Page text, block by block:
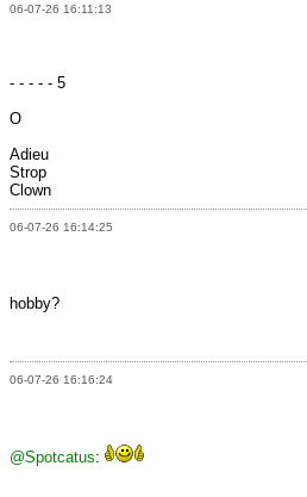
06-07-26 16:11:13
- - - - - 5
O
Adieu
Strop
Clown
06-07-26 16:14:25
hobby?
06-07-26 16:16:24
@Spotcatus: